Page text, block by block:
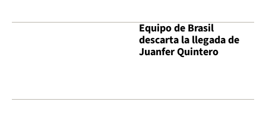
Equipo de Brasil
descarta la llegada de
Juanfer Quintero